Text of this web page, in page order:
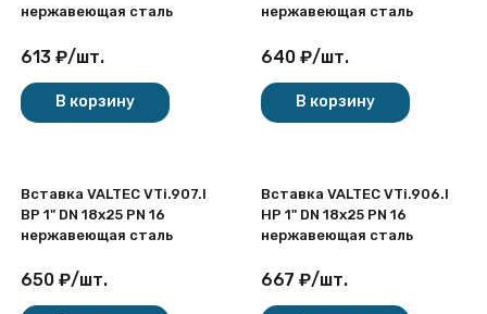
нержавеющая сталь
613 ₽/шт.
В корзину
нержавеющая сталь
640 ₽/шт.
В корзину
Вставка VALTEC VTi.907.I
ВР 1" DN 18x25 PN 16
нержавеющая сталь
650 ₽/шт.
Вставка VALTEC VTi.906.I
НР 1" DN 18x25 PN 16
нержавеющая сталь
667 ₽/шт.